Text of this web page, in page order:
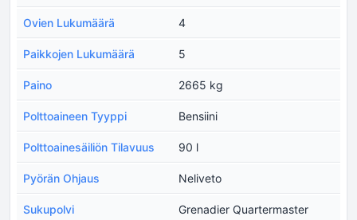
Ovien Lukumäärä 4
Paikkojen Lukumäärä 5
Paino 2665 kg
Polttoaineen Tyyppi Bensiini
Polttoainesäiliön Tilavuus 90 l
Pyörän Ohjaus Neliveto
Sukupolvi Grenadier Quartermaster